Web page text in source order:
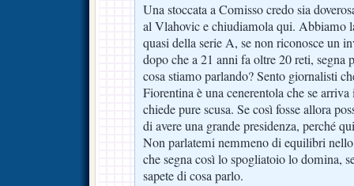
Una stoccata a Comisso credo sia
al Vlahovic e chiudiamola qui. Abbiamo
quasi della serie A, se non riconosce un
dopo che a 21 anni fa oltre 20 reti,
cosa stiamo parlando? Sento giornalisti
Fiorentina è una cenerentola che se
chiede pure scusa. Se così fosse allora
di avere una grande presidenza, perché
Non parlatemi nemmeno di equilibri
che segna così lo spogliatoio lo domina,
sapete di cosa parlo.